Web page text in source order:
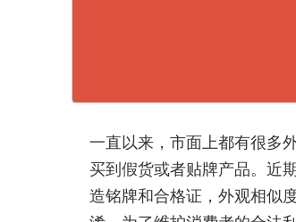
一直以来，市面上都有很多
买到假货或者贴牌产品。近
造铭牌和合格证，外观相似